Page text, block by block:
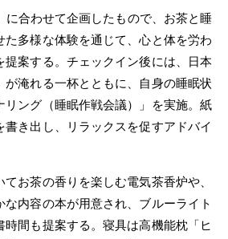
に合わせて企画したもので、お茶と睡
た多様な体験を通じて、心と体を労わ
提案する。チェックイン後には、日本
が淹れる一杯とともに、自身の睡眠状
リング（睡眠作戦会議）」を実施。紙
書き出し、リラックスを促すアドバイ
お茶の香りを楽しむ電気茶香炉や、
な内容の本が用意され、ブルーライト
時間も提案する。寝具は高機能枕「ヒ